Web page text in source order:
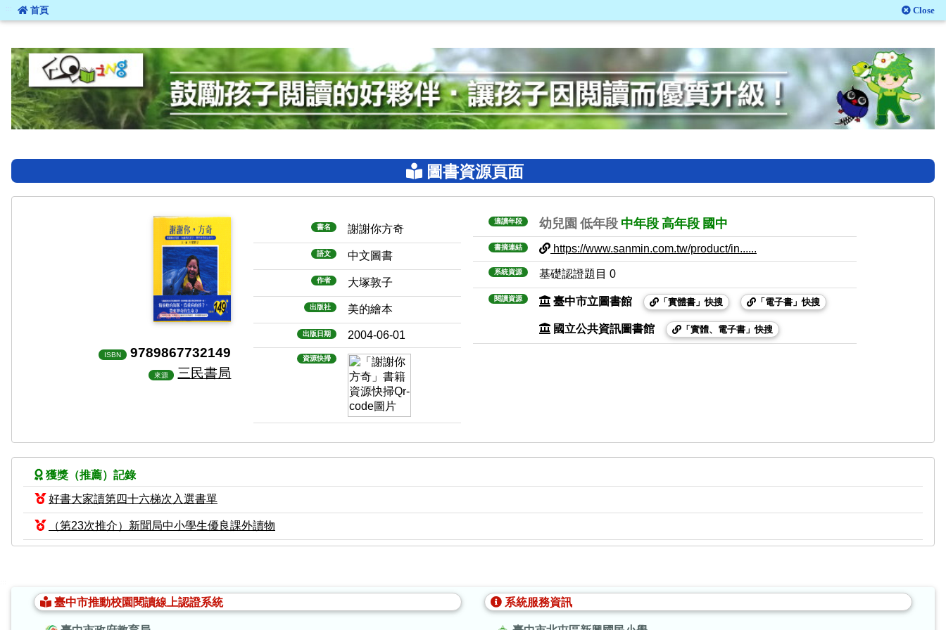
::: 首頁 Close
圖書資源頁面
ISBN 9789867732149
來源 三民書局
書名 謝謝你方奇
語文 中文圖書
作者 大塚敦子
出版社 美的繪本
出版日期 2004-06-01
資源快掃
適讀年段 幼兒園 低年段 中年段 高年段 國中
書摘連結 https://www.sanmin.com.tw/product/in......
系統資源 基礎認證題目 0
閱讀資源 臺中市立圖書館 「實體書」快搜 「電子書」快搜
國立公共資訊圖書館 「實體、電子書」快搜
獲獎（推薦）記錄
好書大家讀第四十六梯次入選書單
（第23次推介）新聞局中小學生優良課外讀物
臺中市推動校園閱讀線上認證系統 系統服務資訊